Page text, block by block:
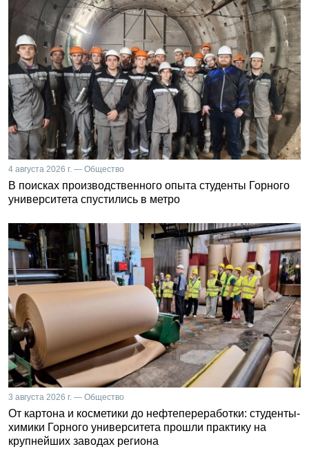
4 августа 2026 г. — Общество
В поисках производственного опыта студенты Горного
университета спустились в метро
3 августа 2026 г. — Общество
От картона и косметики до нефтепереработки: студенты-
химики Горного университета прошли практику на
крупнейших заводах региона